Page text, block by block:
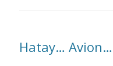
Hatay…